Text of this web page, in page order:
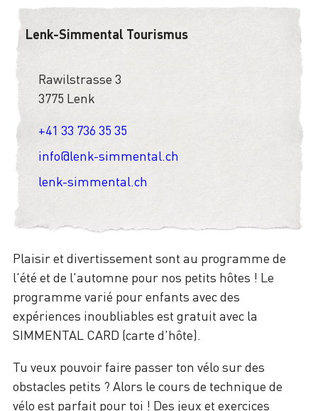
Plaisir et divertissement sont au programme de
l'été et de l'automne pour nos petits hôtes ! Le
programme varié pour enfants avec des
expériences inoubliables est gratuit avec la
SIMMENTAL CARD (carte d'hôte).
Tu veux pouvoir faire passer ton vélo sur des
obstacles petits ? Alors le cours de technique de
vélo est parfait pour toi ! Des jeux et exercices
Lenk-Simmental Tourismus
Rawilstrasse 3
3775 Lenk
+41 33 736 35 35
info@lenk-simmental.ch
lenk-simmental.ch